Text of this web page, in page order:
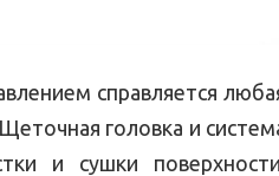
справляется
головка и
и сушки поверхности,